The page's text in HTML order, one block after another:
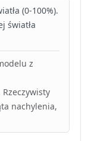
(0-100%).
światła
z
nachylenia,